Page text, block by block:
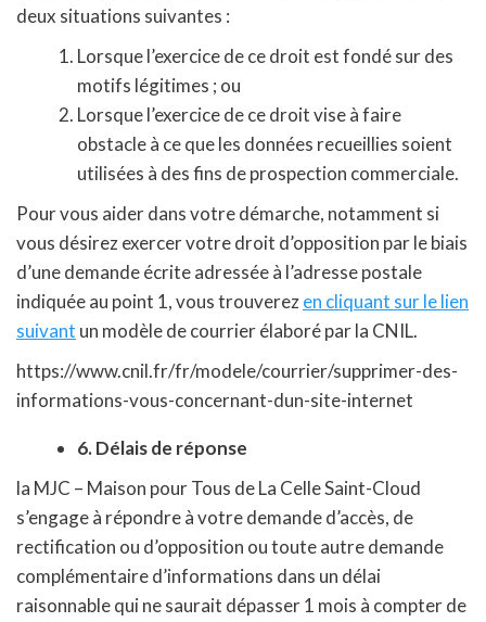
deux situations suivantes :
Lorsque l’exercice de ce droit est fondé sur des
motifs légitimes ; ou
Lorsque l’exercice de ce droit vise à faire
obstacle à ce que les données recueillies soient
utilisées à des fins de prospection commerciale.
Pour vous aider dans votre démarche, notamment si
vous désirez exercer votre droit d’opposition par le biais
d’une demande écrite adressée à l’adresse postale
indiquée au point 1, vous trouverezen cliquant sur le lien
suivant un modèle de courrier élaboré par la CNIL.
https://www.cnil.fr/fr/modele/courrier/supprimer-des-
informations-vous-concernant-dun-site-internet
6. Délais de réponse
la MJC – Maison pour Tous de La Celle Saint-Cloud
s’engage à répondre à votre demande d’accès, de
rectification ou d’opposition ou toute autre demande
complémentaire d’informations dans un délai
raisonnable qui ne saurait dépasser 1 mois à compter de